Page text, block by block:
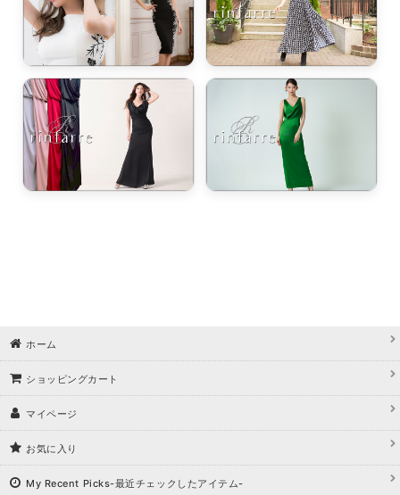
ホーム
ショッピングカート
マイページ
お気に入り
My Recent Picks-最近チェックしたアイテム-